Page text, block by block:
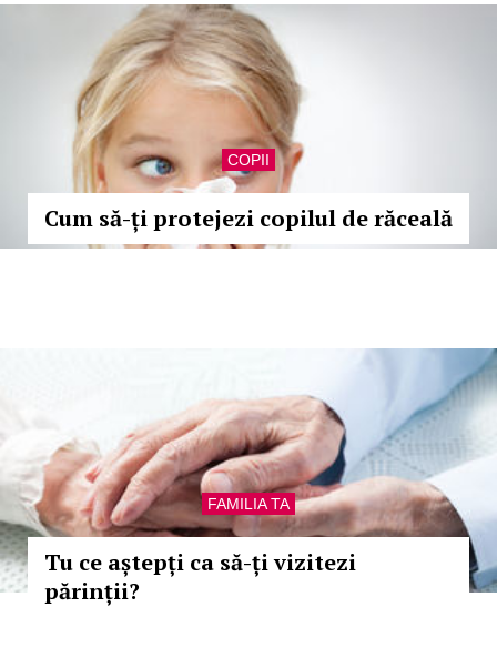
COPII
Cum să-ți protejezi copilul de răceală
FAMILIA TA
Tu ce aștepți ca să-ți vizitezi
părinții?